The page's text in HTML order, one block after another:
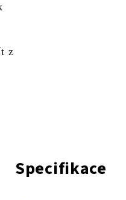
z
Specifikace